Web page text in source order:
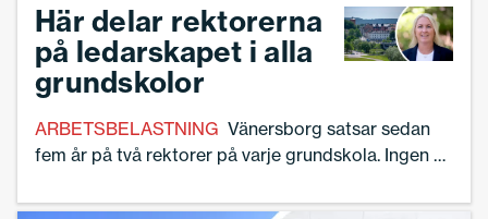
Här delar rektorerna
på ledarskapet i alla
grundskolor
ARBETSBELASTNING Vänersborg satsar sedan
fem år på två rektorer på varje grundskola. Ingen av
nog aldrig kommer att backa ifrån, säger Sofia